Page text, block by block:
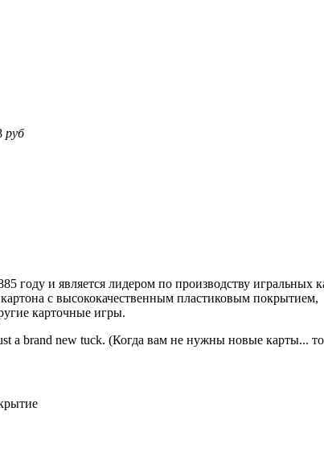
руб
году и является лидером по производству игральных
с высококачественным пластиковым покрытием,
карточные игры.
a brand new tuck. (Когда вам не нужны новые карты...